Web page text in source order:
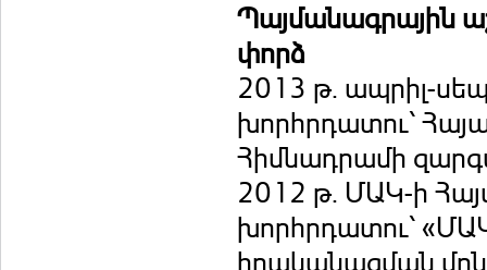
Պայմանագրային
փորձ
2013 թ. ապրիլ-
խորհրդատու՝
Հիմնադրամի
2012 թ. ՄԱԿ-ի
խորհրդատու՝
իրականացման